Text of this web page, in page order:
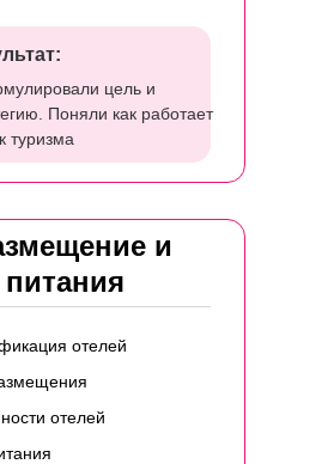
цель и
Поняли как работает
туризма
и
отелей
отелей